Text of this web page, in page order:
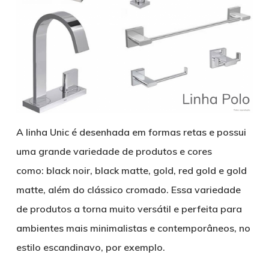
A linha Unic é desenhada em formas retas e possui
uma grande variedade de produtos e cores
como: black noir, black matte, gold, red gold e gold
matte, além do clássico cromado. Essa variedade
de produtos a torna muito versátil e perfeita para
ambientes mais minimalistas e contemporâneos, no
estilo escandinavo, por exemplo.